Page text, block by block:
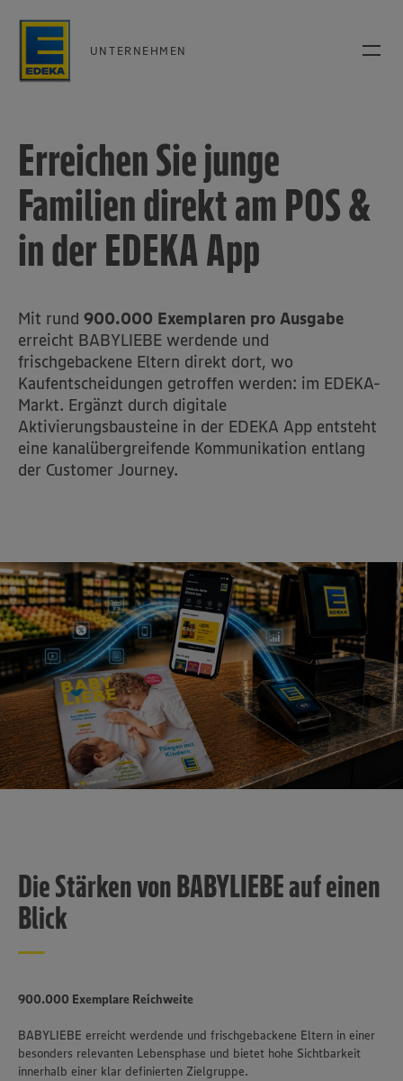
UNTERNEHMEN
Erreichen Sie junge
Familien direkt am POS &
in der EDEKA App
Mit rund 900.000 Exemplaren pro Ausgabe
erreicht BABYLIEBE werdende und
frischgebackene Eltern direkt dort, wo
Kaufentscheidungen getroffen werden: im EDEKA-
Markt. Ergänzt durch digitale
Aktivierungsbausteine in der EDEKA App entsteht
eine kanalübergreifende Kommunikation entlang
der Customer Journey.
Die Stärken von BABYLIEBE auf einen
Blick
900.000 Exemplare Reichweite
BABYLIEBE erreicht werdende und frischgebackene Eltern in einer
besonders relevanten Lebensphase und bietet hohe Sichtbarkeit
innerhalb einer klar definierten Zielgruppe.